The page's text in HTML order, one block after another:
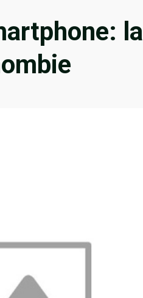
la